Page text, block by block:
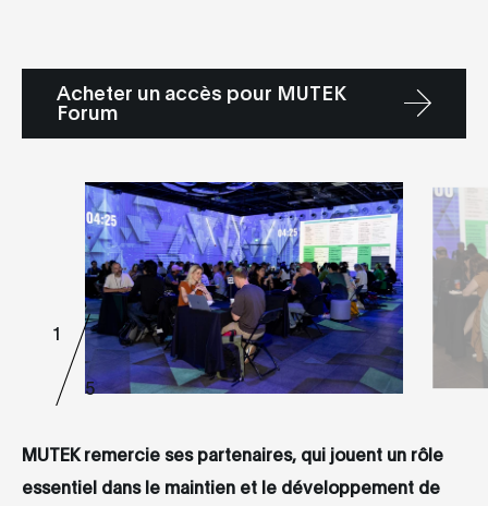
Acheter un accès pour MUTEK
Forum
1
5
MUTEK remercie ses partenaires, qui jouent un rôle
essentiel dans le maintien et le développement de